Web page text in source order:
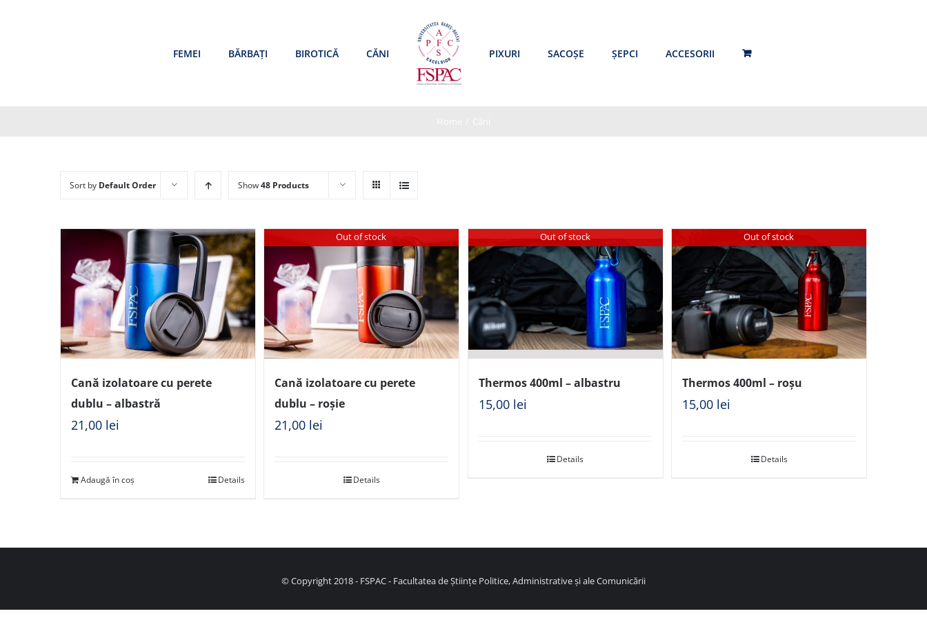
FEMEI BĂRBAȚI BIROTICĂ CĂNI PIXURI SACOȘE ȘEPCI ACCESORII
Sort by Default Order Show48 Products
Cană izolatoare cu perete
dublu – albastră
21,00 lei
Adaugă în coș Details
Out of stock
Cană izolatoare cu perete
dublu – roșie
21,00 lei
Details
Out of stock
Thermos 400ml – albastru
15,00 lei
Details
Out of stock
Thermos 400ml – roșu
15,00 lei
Details
© Copyright 2018 - FSPAC - Facultatea de Științe Politice, Administrative și ale Comunicării